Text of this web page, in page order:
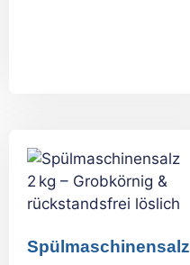
Spülmaschinensalz